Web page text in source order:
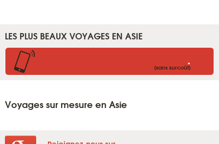
LES PLUS BEAUX VOYAGES EN ASIE
.
(sans surcoût)
Voyages sur mesure en Asie